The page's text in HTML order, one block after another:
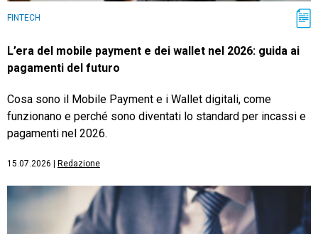
FINTECH
L’era del mobile payment e dei wallet nel 2026: guida ai
pagamenti del futuro
Cosa sono il Mobile Payment e i Wallet digitali, come
funzionano e perché sono diventati lo standard per incassi e
pagamenti nel 2026.
15.07.2026 | Redazione